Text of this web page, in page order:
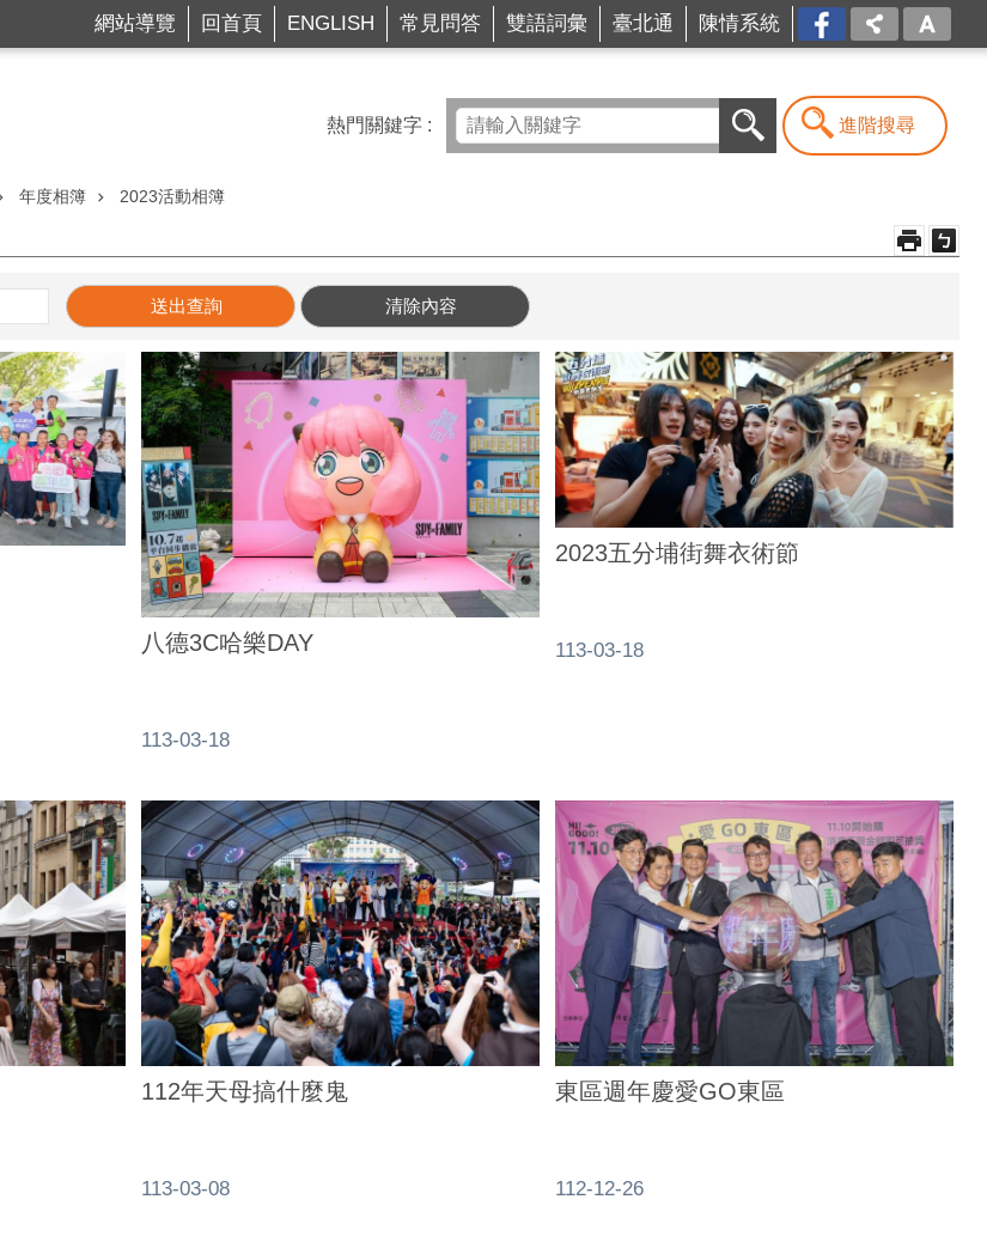
網站導覽 回首頁 ENGLISH 常見問答 雙語詞彙 臺北通 陳情系統 FB
熱門關鍵字 進階搜尋
年度相簿 2023活動相簿
八德3C哈樂DAY
113-03-18
2023五分埔街舞衣術節
113-03-18
112年天母搞什麼鬼
113-03-08
東區週年慶愛GO東區
112-12-26